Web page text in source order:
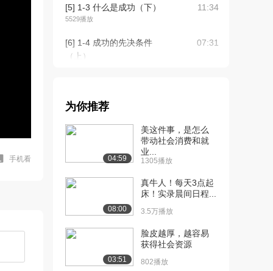
手机看
[5] 1-3 什么是成功（下）
5529播放
11:34
[6] 1-4 成功的先决条件
（上）
07:31
（下）
[8] 2-1 成长型思维（上） 07:22
[9] 2-1 成长型思维（下）
6380播放
[10] 2-2 成长型思维如何减
5995播放
[11] 2-2 成长型思维如何减
为你推荐
04:59
美这件事，是怎么
带动社会消费和就
业...
1305播放
08:00
真牛人！每天3点起
床！实录晨间日程...
3.5万播放
03:51
脸皮越厚，越容易
获得社会资源
802播放